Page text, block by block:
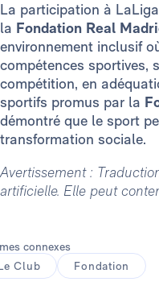
La participation à
la Fondation Real
environnement inclusif
compétences sportives,
compétition, en
sportifs promus par la
démontré que le sport
transformation sociale.
Avertissement :
artificielle. Elle peut
connexes
Club
Fondation